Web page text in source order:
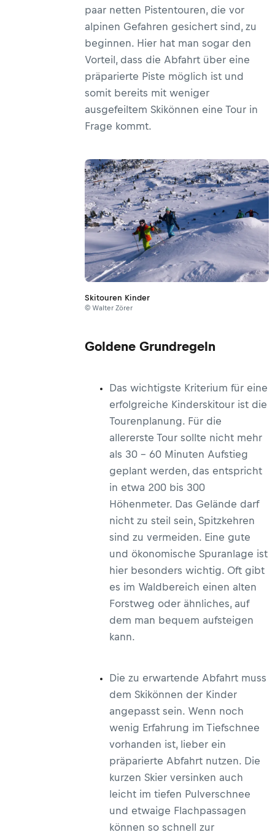
paar netten Pistentouren, die vor
alpinen Gefahren gesichert sind, zu
beginnen. Hier hat man sogar den
Vorteil, dass die Abfahrt über eine
präparierte Piste möglich ist und
somit bereits mit weniger
ausgefeiltem Skikönnen eine Tour in
Frage kommt.
Skitouren Kinder
© Walter Zörer
Goldene Grundregeln
Das wichtigste Kriterium für eine
erfolgreiche Kinderskitour ist die
Tourenplanung. Für die
allererste Tour sollte nicht mehr
als 30 – 60 Minuten Aufstieg
geplant werden, das entspricht
in etwa 200 bis 300
Höhenmeter. Das Gelände darf
nicht zu steil sein, Spitzkehren
sind zu vermeiden. Eine gute
und ökonomische Spuranlage ist
hier besonders wichtig. Oft gibt
es im Waldbereich einen alten
Forstweg oder ähnliches, auf
dem man bequem aufsteigen
kann.
Die zu erwartende Abfahrt muss
dem Skikönnen der Kinder
angepasst sein. Wenn noch
wenig Erfahrung im Tiefschnee
vorhanden ist, lieber ein
präparierte Abfahrt nutzen. Die
kurzen Skier versinken auch
leicht im tiefen Pulverschnee
und etwaige Flachpassagen
können so schnell zur